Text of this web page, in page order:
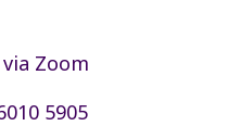
Zoom
5905